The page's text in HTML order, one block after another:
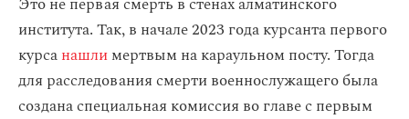
института. Так, в начале 2023 года курсанта первого
курсанашлимертвым на караульном посту. Тогда
для расследования смерти военнослужащего была
создана специальная комиссия во главе с первым